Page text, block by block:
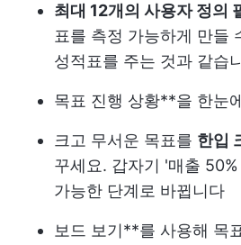
최대 12개의 사용자 정의
표를 측정 가능하게 만들
성적표를 주는 것과 같습
목표 진행 상황**을 한눈
크고 무서운 목표를 한입
꾸세요. 갑자기 '매출
가능한 단계로 바뀝니다
보드 보기**를 사용해 목